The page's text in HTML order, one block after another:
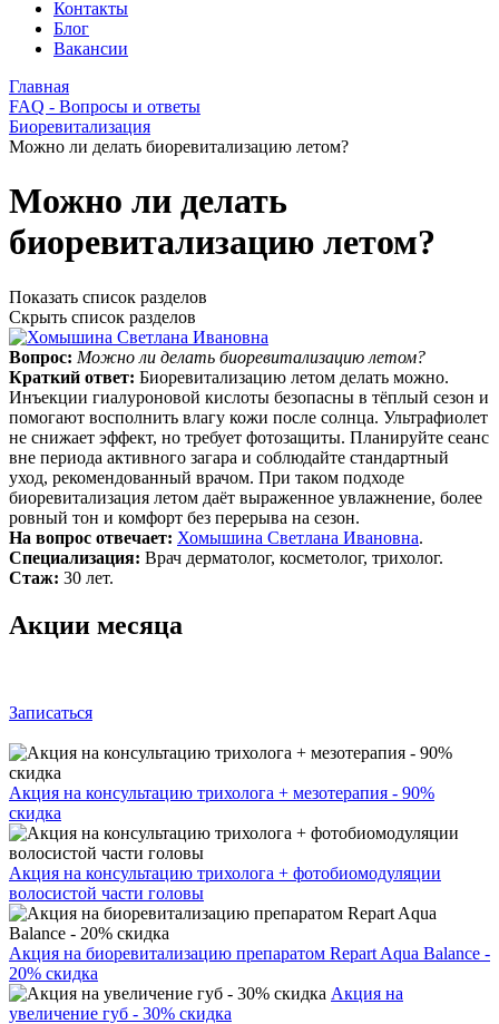
Контакты
Блог
Вакансии
Главная
FAQ - Вопросы и ответы
Биоревитализация
Можно ли делать биоревитализацию летом?
Можно ли делать
биоревитализацию летом?
Показать список разделов
Скрыть список разделов
Вопрос: Можно ли делать биоревитализацию летом?
Краткий ответ: Биоревитализацию летом делать можно.
Инъекции гиалуроновой кислоты безопасны в тёплый сезон и
помогают восполнить влагу кожи после солнца. Ультрафиолет
не снижает эффект, но требует фотозащиты. Планируйте сеанс
вне периода активного загара и соблюдайте стандартный
уход, рекомендованный врачом. При таком подходе
биоревитализация летом даёт выраженное увлажнение, более
ровный тон и комфорт без перерыва на сезон.
На вопрос отвечает: Хомышина Светлана Ивановна.
Специализация: Врач дерматолог, косметолог, трихолог.
Стаж: 30 лет.
Акции месяца
Записаться
Акция на консультацию трихолога + мезотерапия - 90%
скидка
Акция на консультацию трихолога + фотобиомодуляции
волосистой части головы
Акция на биоревитализацию препаратом Repart Aqua Balance -
20% скидка
Акция на
увеличение губ - 30% скидка